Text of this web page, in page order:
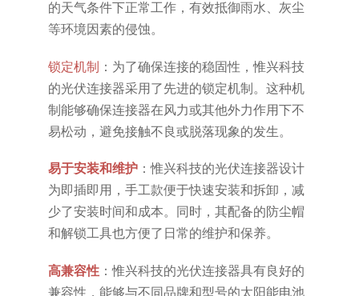
的天气条件下正常工作，有效抵御雨水、灰尘
等环境因素的侵蚀。
‌锁定机制‌
：为了确保连接的稳固性，惟兴科技
的光伏连接器采用了先进的锁定机制。这种机
制能够确保连接器在风力或其他外力作用下不
易松动，避免接触不良或脱落现象的发生。
易于安装和维护‌：惟兴科技的光伏连接器设计
为即插即用，手工款便于快速安装和拆卸，减
少了安装时间和成本。同时，其配备的防尘帽
和解锁工具也方便了日常的维护和保养。
高兼容性‌：惟兴科技的光伏连接器具有良好的
兼容性，能够与不同品牌和型号的太阳能电池